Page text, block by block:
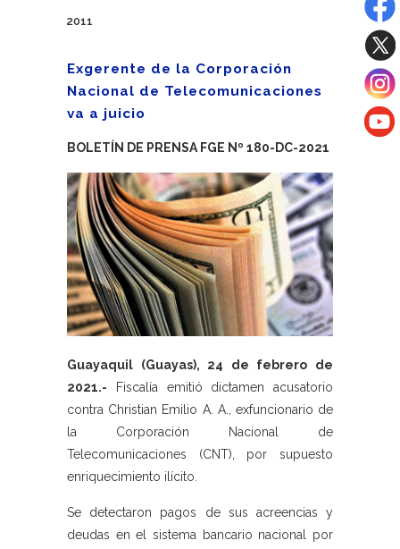
2011
Exgerente de la Corporación
Nacional de Telecomunicaciones
va a juicio
BOLETÍN DE PRENSA FGE Nº 180-DC-2021
Guayaquil (Guayas), 24 de febrero de
2021.- Fiscalía emitió dictamen acusatorio
contra Christian Emilio A. A., exfuncionario de
la Corporación Nacional de
Telecomunicaciones (CNT), por supuesto
enriquecimiento ilícito.
Se detectaron pagos de sus acreencias y
deudas en el sistema bancario nacional por